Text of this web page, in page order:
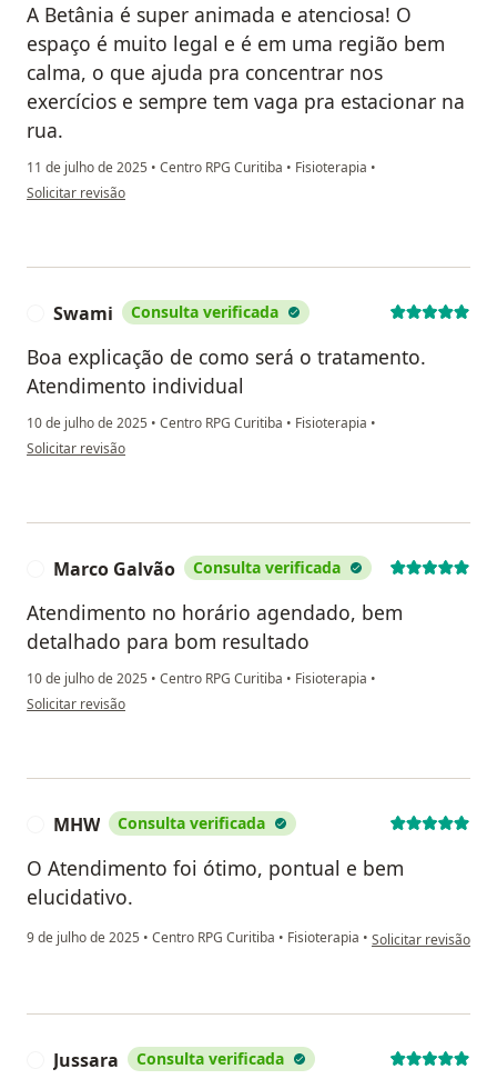
A Betânia é super animada e atenciosa! O
espaço é muito legal e é em uma região bem
calma, o que ajuda pra concentrar nos
exercícios e sempre tem vaga pra estacionar na
rua.
11 de julho de 2025 • Centro RPG Curitiba • Fisioterapia •
na opinião do utilizador Isabela Zanette
Solicitar revisão
Swami Consulta verificada
Boa explicação de como será o tratamento.
Atendimento individual
10 de julho de 2025 • Centro RPG Curitiba • Fisioterapia •
na opinião do utilizador Swami
Solicitar revisão
Marco Galvão Consulta verificada
Atendimento no horário agendado, bem
detalhado para bom resultado
10 de julho de 2025 • Centro RPG Curitiba • Fisioterapia •
na opinião do utilizador Marco Galvão
Solicitar revisão
MHW Consulta verificada
O Atendimento foi ótimo, pontual e bem
elucidativo.
9 de julho de 2025 • Centro RPG Curitiba • Fisioterapia • na opinião do
Solicitar revisão
Jussara Consulta verificada